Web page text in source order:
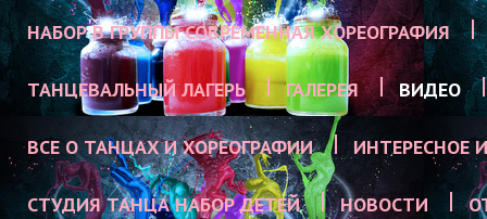
НАБОР В ГРУППЫ СОВРЕМЕННАЯ ХОРЕОГРАФИЯ
ТАНЦЕВАЛЬНЫЙ ЛАГЕРЬ ГАЛЕРЕЯ ВИДЕО
ВСЕ О ТАНЦАХ И ХОРЕОГРАФИИ ИНТЕРЕСНОЕ
СТУДИЯ ТАНЦА НАБОР ДЕТЕЙ НОВОСТИ